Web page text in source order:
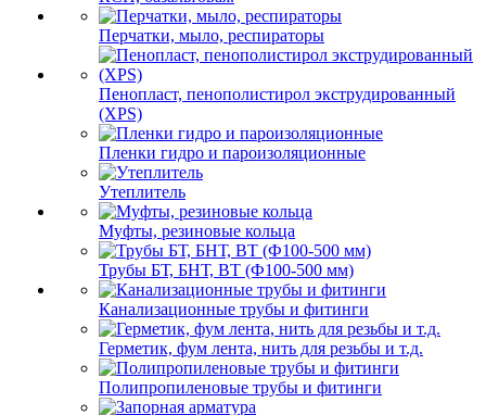
Перчатки, мыло, респираторы
Пенопласт, пенополистирол экструдированный
(XPS)
Пленки гидро и пароизоляционные
Утеплитель
Муфты, резиновые кольца
Трубы БТ, БНТ, ВТ (Ф100-500 мм)
Канализационные трубы и фитинги
Герметик, фум лента, нить для резьбы и т.д.
Полипропиленовые трубы и фитинги